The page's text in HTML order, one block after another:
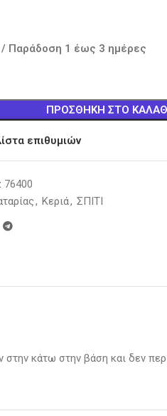
Παράδοση 1 έως 3 ημέρες
ΠΡΟΣΘΉΚΗ ΣΤΟ
επιθυμιών
76400
, Κεριά, ΣΠΙΤΙ
στην κάτω στην βάση και δεν